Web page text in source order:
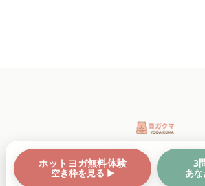
プライバシーポリシー
Copyright © 2025 ヨガクマ All
ホットヨガ無料体験
空き枠を見る ▶
3
あ